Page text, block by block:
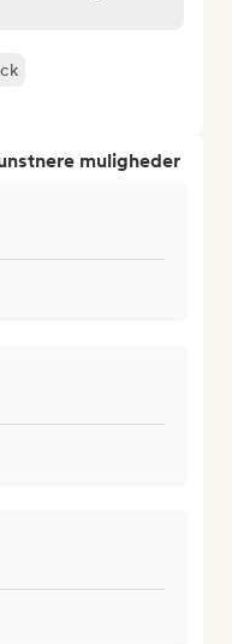
muligheder